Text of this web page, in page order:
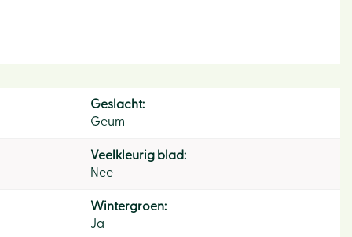
Geslacht:
Geum
Veelkleurig blad:
Nee
Wintergroen:
Ja